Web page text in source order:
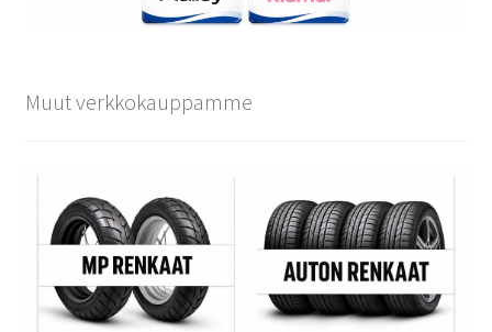
Muut verkkokauppamme